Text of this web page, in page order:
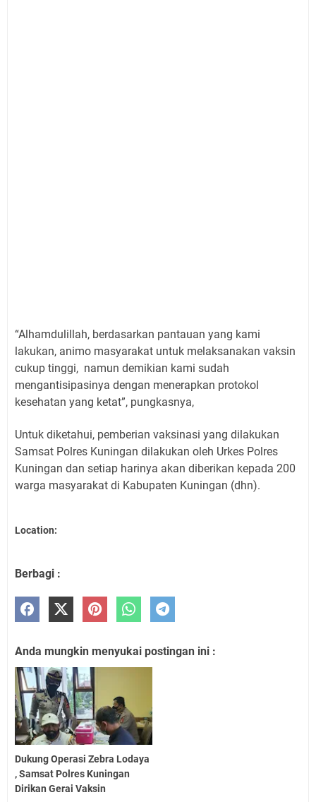
“Alhamdulillah, berdasarkan pantauan yang kami
lakukan, animo masyarakat untuk melaksanakan vaksin
cukup tinggi, namun demikian kami sudah
mengantisipasinya dengan menerapkan protokol
kesehatan yang ketat”, pungkasnya,
Untuk diketahui, pemberian vaksinasi yang dilakukan
Samsat Polres Kuningan dilakukan oleh Urkes Polres
Kuningan dan setiap harinya akan diberikan kepada 200
warga masyarakat di Kabupaten Kuningan (dhn).
Location:
Berbagi :
Anda mungkin menyukai postingan ini :
Dukung Operasi Zebra Lodaya
, Samsat Polres Kuningan
Dirikan Gerai Vaksin